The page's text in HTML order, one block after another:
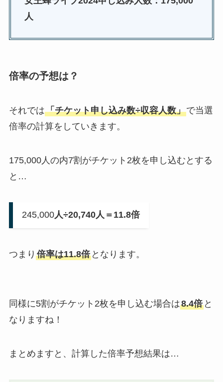
人
倍率の予想は？
それでは「チケット申し込み数÷収容人数」で当選
倍率の計算をしていきます。
175,000人の内7割がチケット2枚を申し込むとする
と…
245,000人÷20,740人＝11.8倍
つまり 倍率は11.8倍となります。
同様に5割がチケット2枚を申し込む場合は8.4倍と
なりますね！
まとめますと、計算した倍率予想結果は…